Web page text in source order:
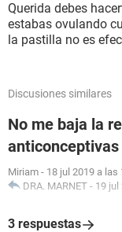
Querida debes
estabas ovulando
la pastilla no es
Discusiones similares
No me baja la
anticonceptivas
Miriam - 18 jul 2019 a las
DRA. MARNET - 19 jul
3 respuestas